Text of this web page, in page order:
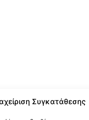
Συγκατάθεσης